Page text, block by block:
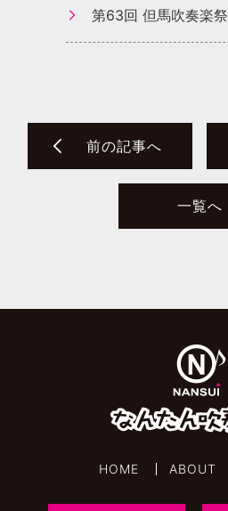
第63回 但馬吹奏楽祭
前の記事へ
一覧へ
HOME ABOUT